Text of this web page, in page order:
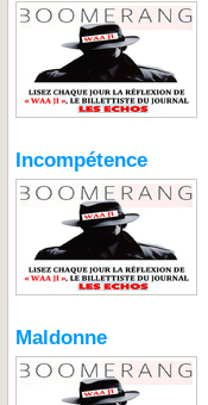
Incompétence
Maldonne